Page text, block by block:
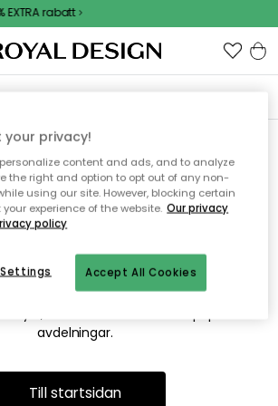
EXTRA rabatt
inte sidan du
söker
att sidan inte längre finns eller att den har
ursäkt för besväret. I menyn ovan kan du
nytt, eller besöka en av våra populära
avdelningar.
Till startsidan
your privacy!
content and ads, and to analyze
the right and option to opt out of any non-
using our site. However, blocking certain
experience of the website. Our privacy
policy
Accept All Cookies